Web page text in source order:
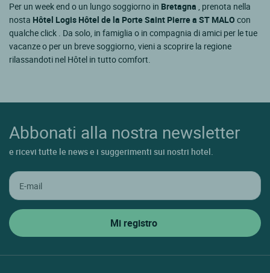
Per un week end o un lungo soggiorno in Bretagna , prenota nella
nosta Hôtel Logis Hôtel de la Porte Saint Pierre a ST MALO con
qualche click . Da solo, in famiglia o in compagnia di amici per le tue
vacanze o per un breve soggiorno, vieni a scoprire la regione
rilassandoti nel Hôtel in tutto comfort.
Abbonati alla nostra newsletter
e ricevi tutte le news e i suggerimenti sui nostri hotel.